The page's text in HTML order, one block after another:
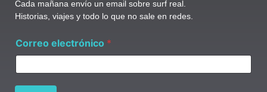
Cada mañana envío un email sobre surf real.
Historias, viajes y todo lo que no sale en redes.
l
e
Correo electrónico *